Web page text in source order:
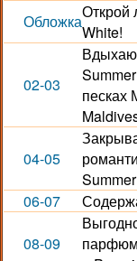
ОбложкаОткрой
White!
02-03
Вдыхаю
песках
04-05
06-07
08-09